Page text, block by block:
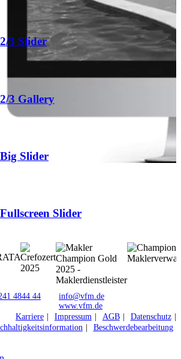
3 Slider
3 Gallery
Slider
Slider
4844 44
info@vfm.de
www.vfm.de
Karriere Impressum AGB
Datenschutz
Beschwerdebearbeitung